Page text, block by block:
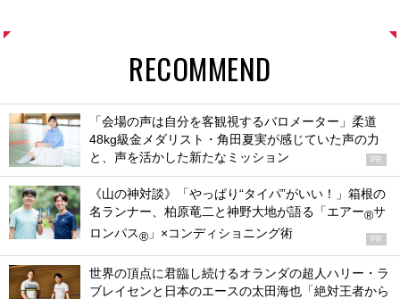
RECOMMEND
「会場の声は自分を客観視するバロメーター」柔道
48kg級金メダリスト・角田夏実が感じていた声の力
と、声を活かした新たなミッション
PR
《山の神対談》「やっぱり“タイパ”がいい！」箱根の
名ランナー、柏原竜二と神野大地が語る「エアー®サ
ロンパス® 」×コンディショニング術 PR
世界の頂点に君臨し続けるオランダの超人ハリー・ラ
ブレイセンと日本のエースの太田海也「絶対王者から